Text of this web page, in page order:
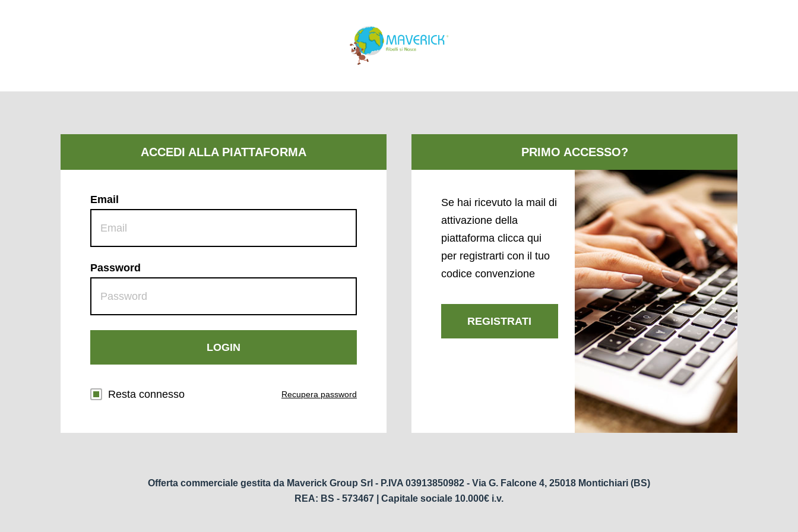
Email
Password
LOGIN
Resta connesso Recupera password
Se hai ricevuto la mail di
attivazione della
piattaforma clicca qui
per registrarti con il tuo
codice convenzione
REGISTRATI
Offerta commerciale gestita da Maverick Group Srl - P.IVA 03913850982 - Via G. Falcone 4, 25018 Montichiari (BS)
REA: BS - 573467 | Capitale sociale 10.000€ i.v.